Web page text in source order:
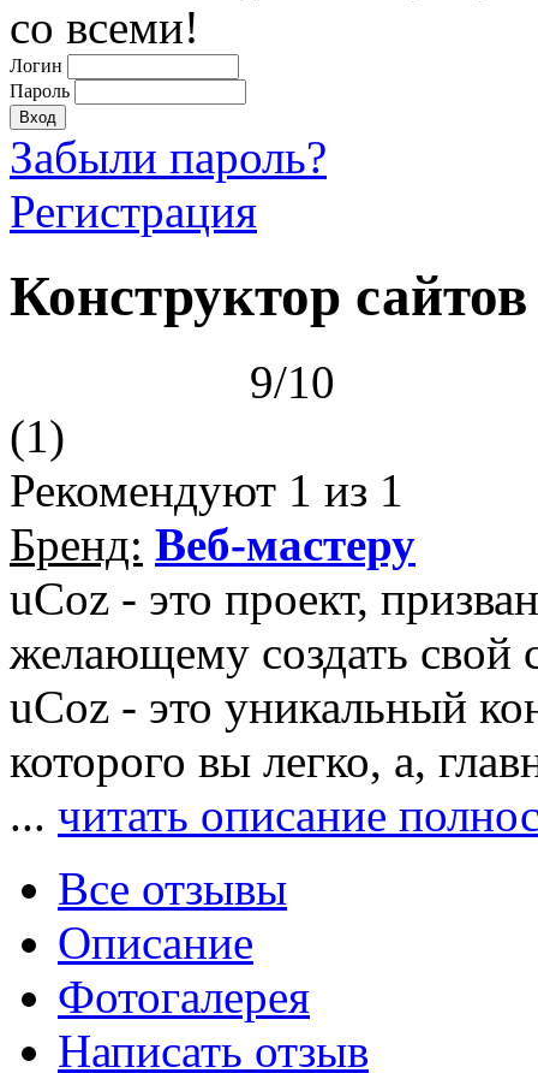
со всеми!
Логин
Пароль
Забыли пароль?
Регистрация
Конструктор
9/10
(1)
Рекомендуют 1 из 1
Бренд: Веб-мастеру
uCoz - это проект,
желающему создать свой
uCoz - это уникальный
которого вы легко, а,
... читать описание
Все отзывы
Описание
Фотогалерея
Написать отзыв